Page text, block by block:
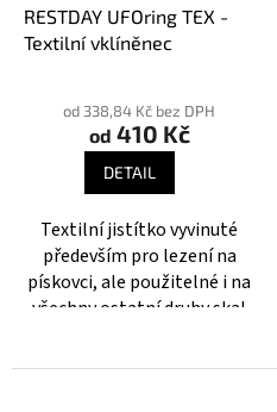
RESTDAY UFOring TEX -
Textilní vklíněnec
hodnocení
produktu
hvězdiček.
od 338,84 Kč bez DPH
od 410 Kč
DETAIL
Textilní jistítko vyvinuté
především pro lezení na
pískovci, ale použitelné i na
všechny ostatní druhy skal